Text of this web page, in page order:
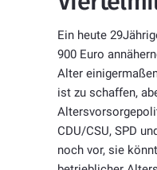
Ein heute
900 Euro
Alter
ist zu schaffen,
CDU/CSU, SPD
noch vor, sie